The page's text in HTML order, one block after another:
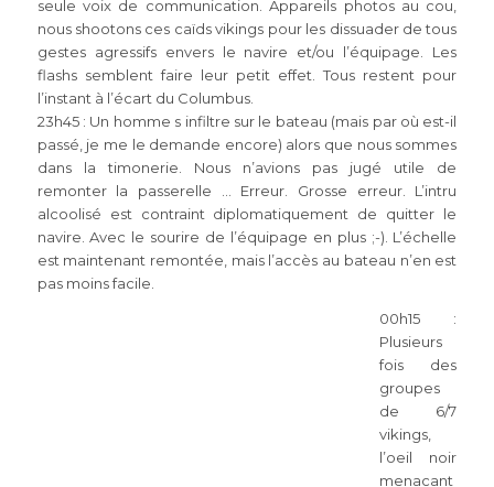
seule voix de communication. Appareils photos au cou,
nous shootons ces caïds vikings pour les dissuader de tous
gestes agressifs envers le navire et/ou l’équipage. Les
flashs semblent faire leur petit effet. Tous restent pour
l’instant à l’écart du Columbus.
23h45 : Un homme s infiltre sur le bateau (mais par où est-il
passé, je me le demande encore) alors que nous sommes
dans la timonerie. Nous n’avions pas jugé utile de
remonter la passerelle … Erreur. Grosse erreur. L’intru
alcoolisé est contraint diplomatiquement de quitter le
navire. Avec le sourire de l’équipage en plus ;-). L’échelle
est maintenant remontée, mais l’accès au bateau n’en est
pas moins facile.
00h15 :
Plusieurs
fois des
groupes
de 6/7
vikings,
l’oeil noir
menacant